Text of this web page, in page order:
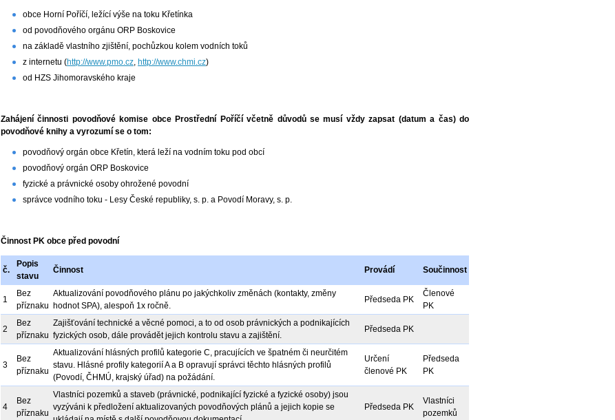
obce Horní Poříčí, ležící výše na toku Křetínka
od povodňového orgánu ORP Boskovice
na základě vlastního zjištění, pochůzkou kolem vodních toků
z internetu (http://www.pmo.cz, http://www.chmi.cz)
od HZS Jihomoravského kraje
Zahájení činnosti povodňové komise obce Prostřední Poříčí včetně důvodů se musí vždy zapsat (datum a čas) do
povodňové knihy a vyrozumí se o tom:
povodňový orgán obce Křetín, která leží na vodním toku pod obcí
povodňový orgán ORP Boskovice
fyzické a právnické osoby ohrožené povodní
správce vodního toku - Lesy České republiky, s. p. a Povodí Moravy, s. p.
Činnost PK obce před povodní
č.
Popis
stavu
Činnost Provádí Součinnost
1
Bez
příznaku
Aktualizování povodňového plánu po jakýchkoliv změnách (kontakty, změny
hodnot SPA), alespoň 1x ročně.
Předseda PK
Členové
PK
2
Bez
příznaku
Zajišťování technické a věcné pomoci, a to od osob právnických a podnikajících
fyzických osob, dále provádět jejich kontrolu stavu a zajištění.
Předseda PK
3
Bez
příznaku
Aktualizování hlásných profilů kategorie C, pracujících ve špatném či neurčitém
stavu. Hlásné profily kategorií A a B opravují správci těchto hlásných profilů
(Povodí, ČHMÚ, krajský úřad) na požádání.
Určení
členové PK
Předseda
PK
4
Bez
příznaku
Vlastníci pozemků a staveb (právnické, podnikající fyzické a fyzické osoby) jsou
vyzýváni k předložení aktualizovaných povodňových plánů a jejich kopie se
Předseda PK
Vlastníci
pozemků